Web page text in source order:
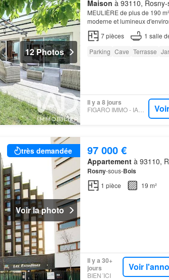
12 Photos
Maison à 93110,
MEULIÈRE de plus de 190
moderne et lumineux
jardin propose plusieurs
7pièces 1 salle
Parking Cave Terrasse
Il y a 8 jours
FIGARO IMMO - IAD FRANCE
très demandée
Voir la photo
97 000 €
Appartementà 93110,
Rosny-sous-Bois
1 pièce 19 m²
Il y a 30+
jours
BIEN´ICI
Voir